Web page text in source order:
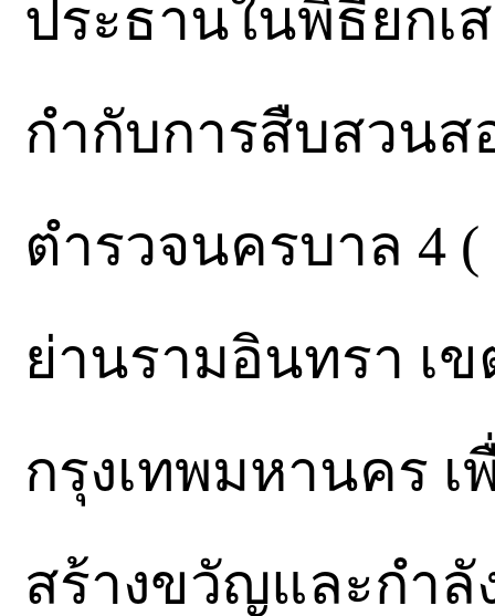
ประธานในพิธียกเ
กำกับการสืบสวนส
ตำรวจนครบาล 4
ย่านรามอินทรา เ
กรุงเทพมหานคร
สร้างขวัญและกำลั